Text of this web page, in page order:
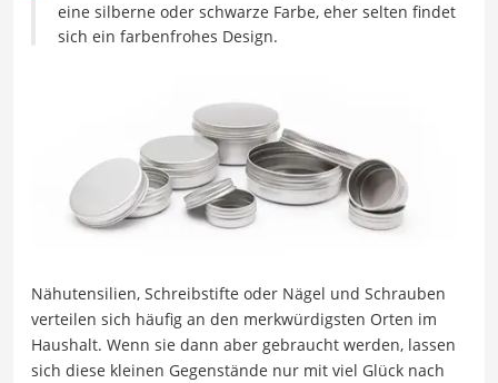
eine silberne oder schwarze Farbe, eher selten findet
sich ein farbenfrohes Design.
Nähutensilien, Schreibstifte oder Nägel und Schrauben
verteilen sich häufig an den merkwürdigsten Orten im
Haushalt. Wenn sie dann aber gebraucht werden, lassen
sich diese kleinen Gegenstände nur mit viel Glück nach